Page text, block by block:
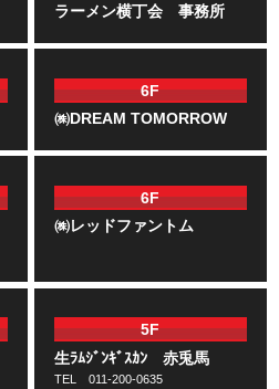
ラーメン横丁会 事務所
6F
㈱DREAM TOMORROW
6F
㈱レッドファントム
5F
生ﾗﾑｼﾞﾝｷﾞｽｶﾝ 赤兎馬
TEL 011-200-0635